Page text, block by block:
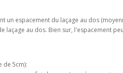
un espacement du laçage au dos
au dos. Bien sur, l'espacement
de 5cm):